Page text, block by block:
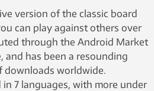
version of the classic board
can play against others over
through the Android Market
and has been a resounding
downloads worldwide.
7 languages, with more under